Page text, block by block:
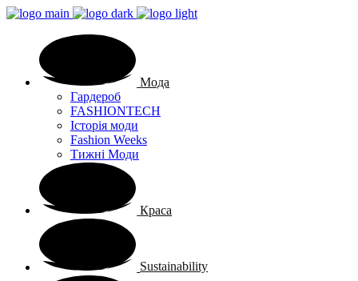
Мода
Гардероб
FASHIONTECH
Історія моди
Fashion Weeks
Тижні Моди
Краса
Sustainability